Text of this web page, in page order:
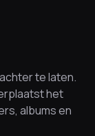
te laten.
het
albums en